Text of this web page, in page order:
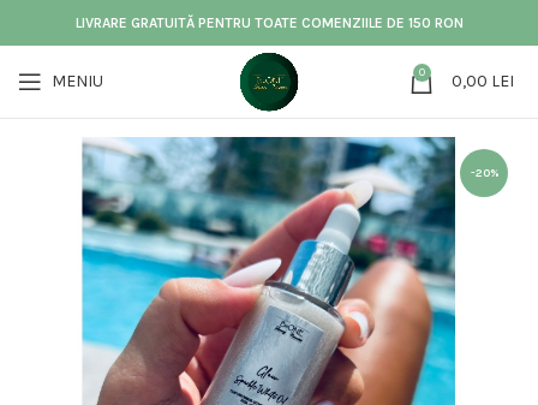
LIVRARE GRATUITĂ PENTRU TOATE COMENZIILE DE 150 RON
MENIU 0 0,00 LEI
-20%